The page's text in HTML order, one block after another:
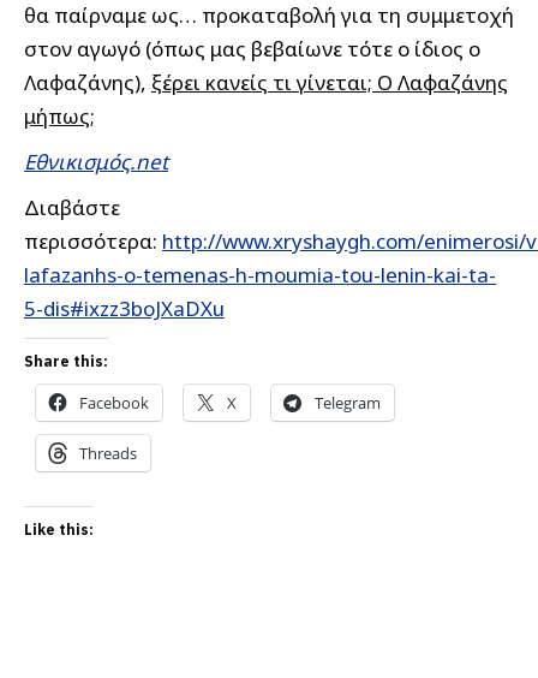
θα παίρναμε ως… προκαταβολή για τη συμμετοχή
στον αγωγό (όπως μας βεβαίωνε τότε ο ίδιος ο
Λαφαζάνης), ξέρει κανείς τι γίνεται; Ο Λαφαζάνης
μήπως;
Εθνικισμός.net
Διαβάστε
περισσότερα: http://www.xryshaygh.com/enimerosi/
lafazanhs-o-temenas-h-moumia-tou-lenin-kai-ta-
5-dis#ixzz3boJXaDXu
Share this:
Facebook X Telegram
Threads
Like this: